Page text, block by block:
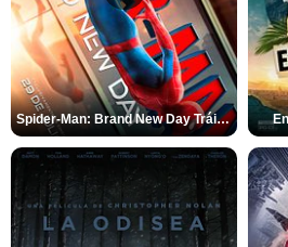
Spider-Man: Brand New Day Tráiler (3)